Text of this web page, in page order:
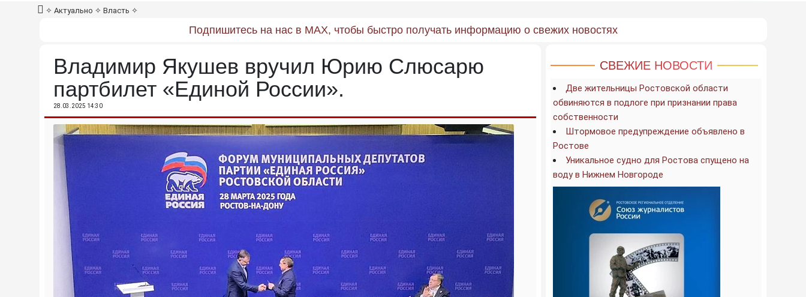
✧ Актуально ✧ Власть ✧
Подпишитесь на нас в MAX, чтобы быстро получать информацию о свежих новостях
Владимир Якушев вручил Юрию Слюсарю
партбилет «Единой России».
28.03.2025 14:30
СВЕЖИЕ НОВОСТИ
Две жительницы Ростовской области
обвиняются в подлоге при признании права
собственности
Штормовое предупреждение объявлено в
Ростове
Уникальное судно для Ростова спущено на
воду в Нижнем Новгороде